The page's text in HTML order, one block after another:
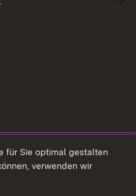
für Sie optimal gestalten
verwenden wir